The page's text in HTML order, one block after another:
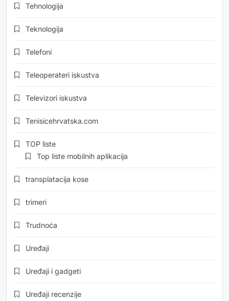
Tehnologija
Teknologija
Telefoni
Teleoperateri iskustva
Televizori iskustva
Tenisicehrvatska.com
TOP liste
Top liste mobilnih aplikacija
transplatacija kose
trimeri
Trudnoća
Uređaji
Uređaji i gadgeti
Uređaji recenzije